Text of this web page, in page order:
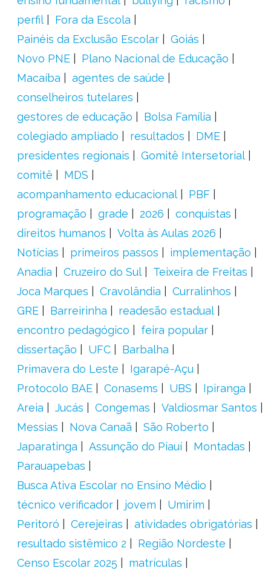
perfil
Fora da Escola
Painéis da Exclusão Escolar
Goiás
Novo PNE
Plano Nacional de Educação
Macaíba
agentes de saúde
conselheiros tutelares
gestores de educação
Bolsa Família
colegiado ampliado
resultados
DME
presidentes regionais
Gomitê Intersetorial
comitê
MDS
acompanhamento educacional
PBF
programação
grade 2026
conquistas
direitos humanos
Volta às Aulas 2026
Notícias
primeiros passos
implementação
Anadia
Cruzeiro do Sul
Teixeira de Freitas
Joca Marques
Cravolândia
Curralinhos
GRE
Barreirinha
readesão estadual
encontro pedagógico
feira popular
dissertação
UFC
Barbalha
Primavera do Leste
Igarapé-Açu
Protocolo BAE
Conasems UBS
Ipiranga
Areia
Jucás Congemas
Valdiosmar Santos
Messias
Nova Canaã
São Roberto
Japaratinga
Assunção do Piauí
Montadas
Parauapebas
Busca Ativa Escolar no Ensino Médio
técnico verificador
jovem
Umirim
Peritoró
Cerejeiras
atividades obrigatórias
resultado sistêmico 2
Região Nordeste
Censo Escolar 2025
matrículas